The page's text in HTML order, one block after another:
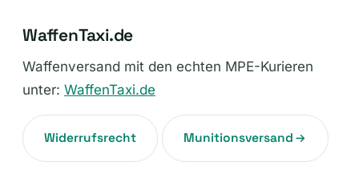
WaffenTaxi.de
Waffenversand mit den echten MPE-Kurieren
unter: WaffenTaxi.de
Widerrufsrecht Munitionsversand